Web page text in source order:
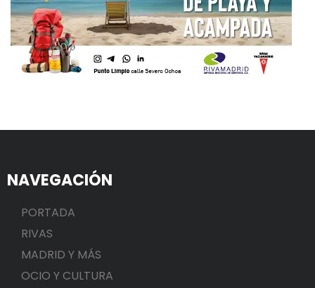
NAVEGACIÓN
PORTADA
RIVAS
MADRID Y MÁS
OCIO Y CULTURA